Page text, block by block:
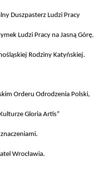
Duszpasterz Ludzi Pracy
Ludzi Pracy na Jasną Górę.
Rodziny Katyńskiej.
Orderu Odrodzenia Polski,
Gloria Artis”
Wrocławia.